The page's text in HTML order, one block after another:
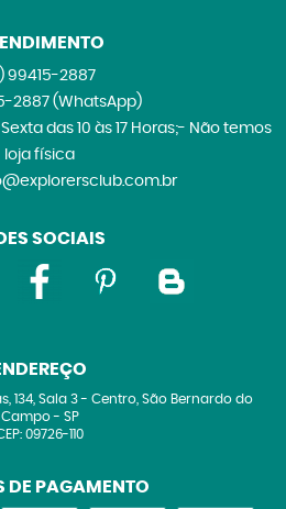
99415-2887
2887 (WhatsApp)
das 10 às 17 Horas;- Não temos
loja física
SOCIAIS
134, Sala 3- Centro, São Bernardo do
Campo- SP
09726-110
DE PAGAMENTO